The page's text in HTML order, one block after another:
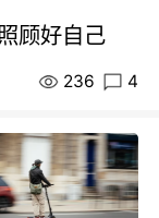
顾好自己
236 4